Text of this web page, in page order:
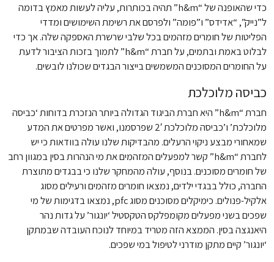
כדי שהאופנה של “h&m” תהיה בכותרות, עליה לעשות מאמץ בדומה
ל”נייק”, “אדידס” ו”פומה” ולפרסם את רשימת השימושים ומדדי
הפליטות של חומרים מזהמים בכל שלבי שרשרת האספקה שלה. אך כדי
לבלוט באמת ובתמים, על חברת “h&m” לתמוך בזכות הציבור לדעת
על החומרים המסוכנים המשמשים בייצור הבגדים שכולנו לובשים.
כביסה מלוכלכת
חברת “h&m” היא חברת הביגוד הגדולה ביותר הנזכרת בדוחות ‘כביסה
מלוכלכת’ ו’כביסה מלוכלכת 2′ שפרסמנו, ואשר מפרטים את המדע
שמאחורי מבצע ניקוי הרעלים. מהבדיקות שלנו עולה בוודאות כי יש
לחברת “h&m” קשר למפעלים המזהמים את מי הנהרות בסין במגוון רחב
של חומרים מסוכנים. בנוסף, עולה מהמחקר שלנו כי בבגדים מתוצרת
החברה, כולל בבגדי ילדים, נמצאו חומרים מזהמים ורעילים מסוג
אלקיל-פנולים. כימיקלים מסוכנים מסוג pfc, נמצאו בדגימות של מי
שפכים בשני מפעלים מקומפלקס הטקסטיל ‘יונגור’ על גדות נהר
היאנגצה בסין. הממצא הזה מטריד במיוחד לנוכח העובדה שבמתקן
‘יונגור’ קיים מתקן מודרני לטיפול במי שפכים.